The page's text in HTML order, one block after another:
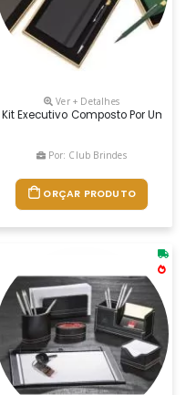
De Papelão Com Tampa
Ver + Detalhes
Kit Executivo Composto Por Uma
Por: Club Brindes
ORÇAR PRODUTO